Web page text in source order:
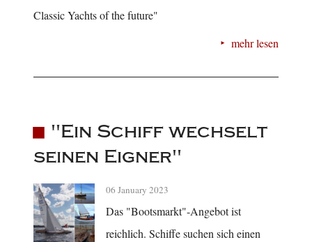
Classic Yachts of the future"
mehr lesen
"Ein Schiff wechselt
seinen Eigner"
06 January 2023
Das "Bootsmarkt"-Angebot ist
reichlich. Schiffe suchen sich einen